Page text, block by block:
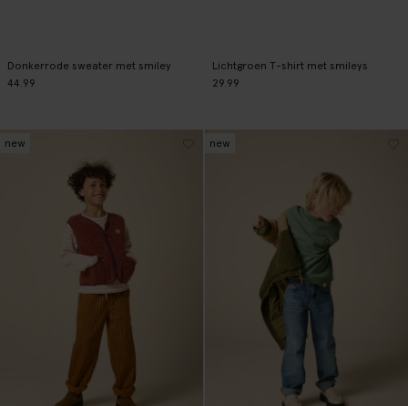
Donkerrode sweater met smiley
44.99
Lichtgroen T-shirt met smileys
29.99
new new